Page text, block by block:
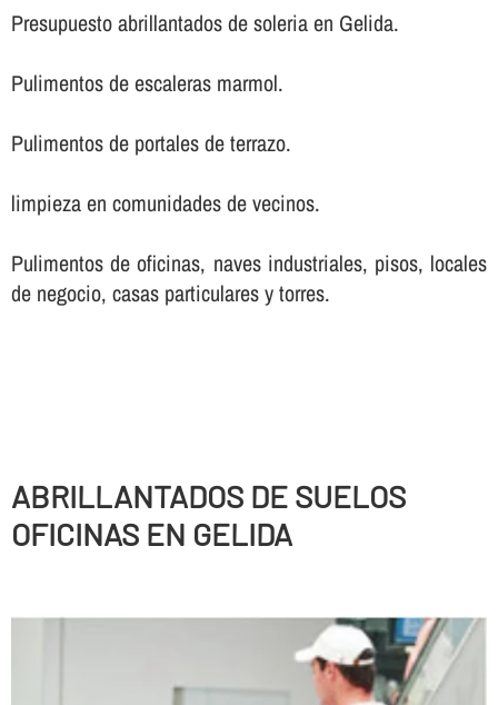
Presupuesto abrillantados de soleria en Gelida.
Pulimentos de escaleras marmol.
Pulimentos de portales de terrazo.
limpieza en comunidades de vecinos.
Pulimentos de oficinas, naves industriales, pisos, locales
de negocio, casas particulares y torres.
ABRILLANTADOS DE SUELOS
OFICINAS EN GELIDA